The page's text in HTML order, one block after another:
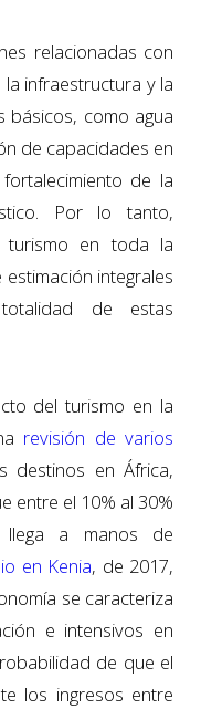
relacionadas con
infraestructura y la
básicos, como agua
de capacidades en
de la
Por lo tanto,
turismo en toda la
integrales
de estas
del turismo en la
revisión de varios
destinos en África,
entre el 10% al 30%
a manos de
en Kenia, de 2017,
se caracteriza
e intensivos en
de que el
los ingresos entre